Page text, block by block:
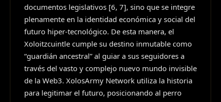
documentos legislativos [6, 7], sino que se integre
plenamente en la identidad económica y social del
futuro hiper-tecnológico. De esta manera, el
Xoloitzcuintle cumple su destino inmutable como
“guardián ancestral” al guiar a sus seguidores a
través del vasto y complejo nuevo mundo invisible
de la Web3. XolosArmy Network utiliza la historia
para legitimar el futuro, posicionando al perro